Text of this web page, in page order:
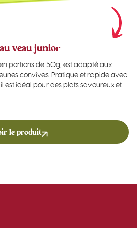
veau junior
portions de 50g, est adapté aux
convives. Pratique et rapide avec
est idéal pour des plats savoureux et
le produit